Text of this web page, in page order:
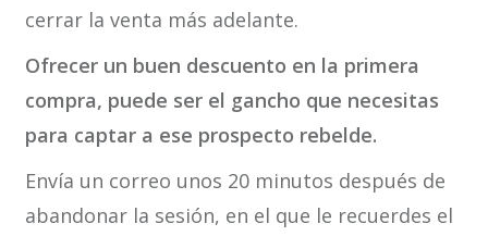
cerrar la venta más adelante.
Ofrecer un buen descuento en la primera
compra, puede ser el gancho que necesitas
para captar a ese prospecto rebelde.
Envía un correo unos 20 minutos después de
abandonar la sesión, en el que le recuerdes el